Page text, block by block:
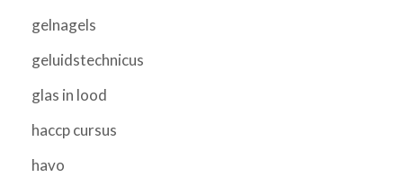
gelnagels
geluidstechnicus
glas in lood
haccp cursus
havo